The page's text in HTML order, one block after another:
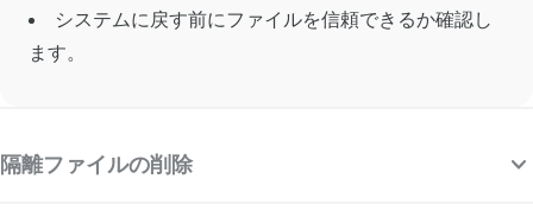
システムに戻す前にファイルを信頼できるか確認し
ます。
隔離ファイルの削除